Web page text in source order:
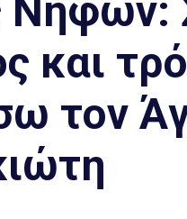
Νήφων:
και
τον